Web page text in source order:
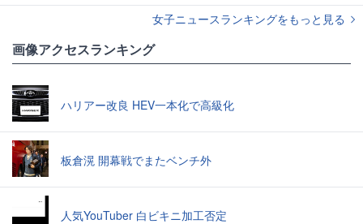
女子ニュースランキングをもっと見る
画像アクセスランキング
ハリアー改良 HEV一本化で高級化
板倉滉 開幕戦でまたベンチ外
人気YouTuber 白ビキニ加工否定